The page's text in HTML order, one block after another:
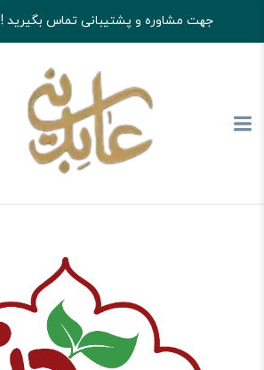
جهت مشاوره و پشتیبانی تماس بگیرید ! 03537249913
آجیل و خشکبار عابدینی تنقلات تنقلات